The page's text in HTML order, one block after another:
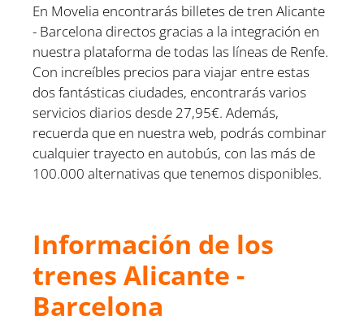
En Movelia encontrarás billetes de tren Alicante
- Barcelona directos gracias a la integración en
nuestra plataforma de todas las líneas de Renfe.
Con increíbles precios para viajar entre estas
dos fantásticas ciudades, encontrarás varios
servicios diarios desde 27,95€. Además,
recuerda que en nuestra web, podrás combinar
cualquier trayecto en autobús, con las más de
100.000 alternativas que tenemos disponibles.
Información de los
trenes Alicante -
Barcelona